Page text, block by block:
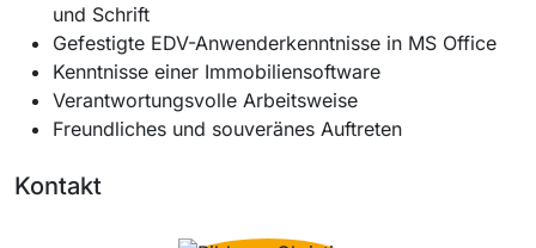
und Schrift
Gefestigte EDV-Anwenderkenntnisse in MS Office
Kenntnisse einer Immobiliensoftware
Verantwortungsvolle Arbeitsweise
Freundliches und souveränes Auftreten
Kontakt